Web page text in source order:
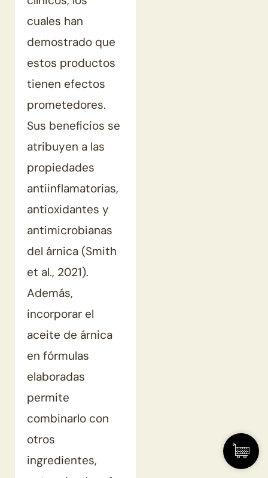
cuales han
demostrado que
estos productos
tienen efectos
prometedores.
Sus beneficios se
atribuyen a las
propiedades
antiinflamatorias,
antioxidantes y
antimicrobianas
del árnica (Smith
et al., 2021).
Además,
incorporar el
aceite de árnica
en fórmulas
elaboradas
permite
combinarlo con
otros
ingredientes,